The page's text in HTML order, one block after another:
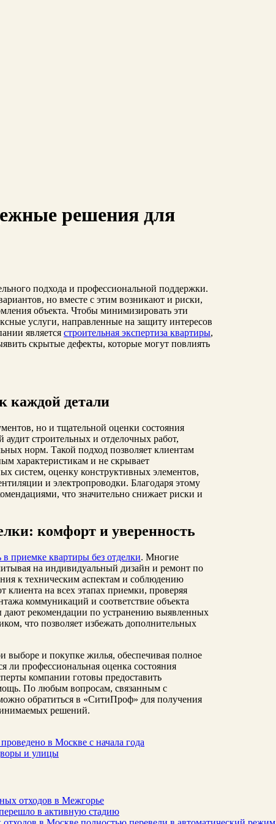
решения для
подхода и профессиональной поддержки.
но вместе с этим возникают и риски,
объекта. Чтобы минимизировать эти
услуги, направленные на защиту интересов
является строительная экспертиза квартиры,
скрытые дефекты, которые могут повлиять
каждой детали
но и тщательной оценки состояния
строительных и отделочных работ,
норм. Такой подход позволяет клиентам
характеристикам и не скрывает
систем, оценку конструктивных элементов,
и электропроводки. Благодаря этому
что значительно снижает риски и
комфорт и уверенность
приемке квартиры без отделки. Многие
на индивидуальный дизайн и ремонт по
к техническим аспектам и соблюдению
на всех этапах приемки, проверяя
коммуникаций и соответствие объекта
рекомендации по устранению выявленных
что позволяет избежать дополнительных
и покупке жилья, обеспечивая полное
ли профессиональная оценка состояния
компании готовы предоставить
По любым вопросам, связанным с
обратиться в «СитиПроф» для получения
решений.
в Москве с начала года
и улицы
отходов в Межгорье
в активную стадию